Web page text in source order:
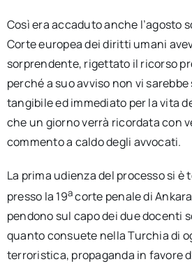
Così era accaduto anche l’agosto
Corte europea dei diritti umani
sorprendente, rigettato il ricorso
perché a suo avviso non vi
tangibile ed immediato per la vita
che un giorno verrà ricordata con
commento a caldo degli avvocati.
La prima udienza del processo si è
presso la 19acorte penale di
pendono sul capo dei due docenti
quanto consuete nella Turchia di
terroristica, propaganda in favore